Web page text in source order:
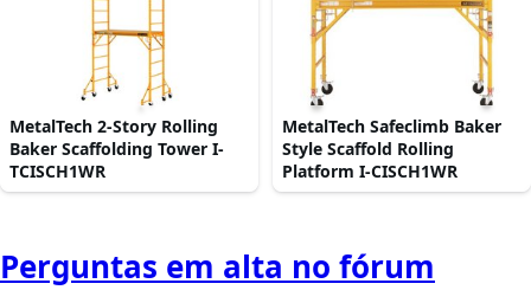
MetalTech 2-Story Rolling
Baker Scaffolding Tower I-
TCISCH1WR
MetalTech Safeclimb Baker
Style Scaffold Rolling
Platform I-CISCH1WR
Perguntas em alta no fórum